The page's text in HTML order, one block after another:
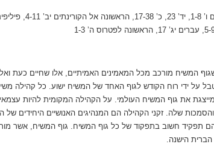
המשיח מורכב מכל המאמינים האמיתיים, אלו שחיים כעת
על ידי רוח הקודש לגוף האחד של המשיח ישוע. כל קהילה
את גוף המשיח העולמי. על הקהילה המקומית להיות
שלה. זקני הקהילה הם המנהיגים האנושיים היחידים של
תפקיד חשוב בתפקוד של כל גוף המשיח. גוף המשיח, אשר
הישנה.